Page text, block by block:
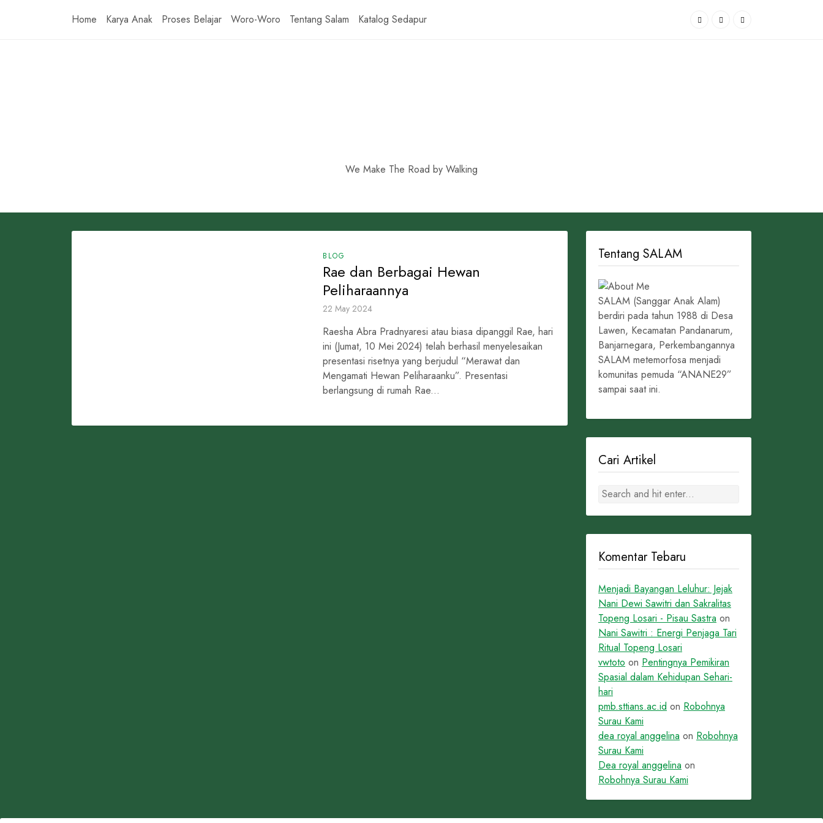
Home Karya Anak Proses Belajar Woro-Woro Tentang Salam Katalog Sedapur
We Make The Road by Walking
BLOG
Rae dan Berbagai Hewan
Peliharaannya
22 May 2024
Raesha Abra Pradnyaresi atau biasa dipanggil Rae, hari
ini (Jumat, 10 Mei 2024) telah berhasil menyelesaikan
presentasi risetnya yang berjudul “Merawat dan
Mengamati Hewan Peliharaanku”. Presentasi
berlangsung di rumah Rae...
Tentang SALAM
SALAM (Sanggar Anak Alam)
berdiri pada tahun 1988 di Desa
Lawen, Kecamatan Pandanarum,
Banjarnegara, Perkembangannya
SALAM metemorfosa menjadi
komunitas pemuda “ANANE29”
sampai saat ini.
Cari Artikel
Komentar Tebaru
Menjadi Bayangan Leluhur: Jejak
Nani Dewi Sawitri dan Sakralitas
Topeng Losari - Pisau Sastra on
Nani Sawitri : Energi Penjaga Tari
Ritual Topeng Losari
vwtoto on Pentingnya Pemikiran
Spasial dalam Kehidupan Sehari-
hari
pmb.sttians.ac.id on Robohnya
Surau Kami
dea royal anggelina on Robohnya
Surau Kami
Dea royal anggelina on
Robohnya Surau Kami